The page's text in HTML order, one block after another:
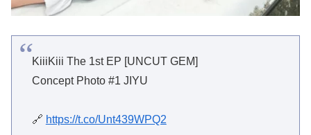
KiiiKiii The 1st EP [UNCUT GEM]
Concept Photo #1 JIYU
🔗 https://t.co/Unt439WPQ2